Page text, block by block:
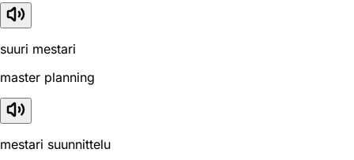
suuri mestari
master planning
mestari suunnittelu